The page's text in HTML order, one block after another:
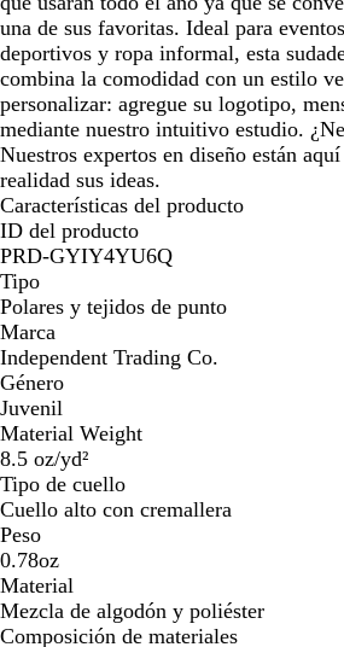
una de sus favoritas. Ideal para
deportivos y ropa informal, esta
combina la comodidad con un estilo
personalizar: agregue su logotipo,
mediante nuestro intuitivo estudio.
Nuestros expertos en diseño están
realidad sus ideas.
Características del producto
ID del producto
PRD-GYIY4YU6Q
Tipo
Polares y tejidos de punto
Marca
Independent Trading Co.
Género
Juvenil
Material Weight
8.5 oz/yd²
Tipo de cuello
Cuello alto con cremallera
Peso
0.78oz
Material
Mezcla de algodón y poliéster
Composición de materiales